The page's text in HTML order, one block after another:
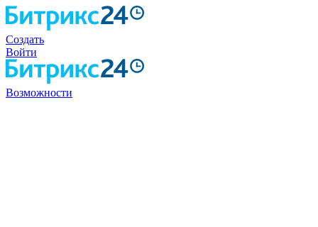
Создать
Войти
Возможности